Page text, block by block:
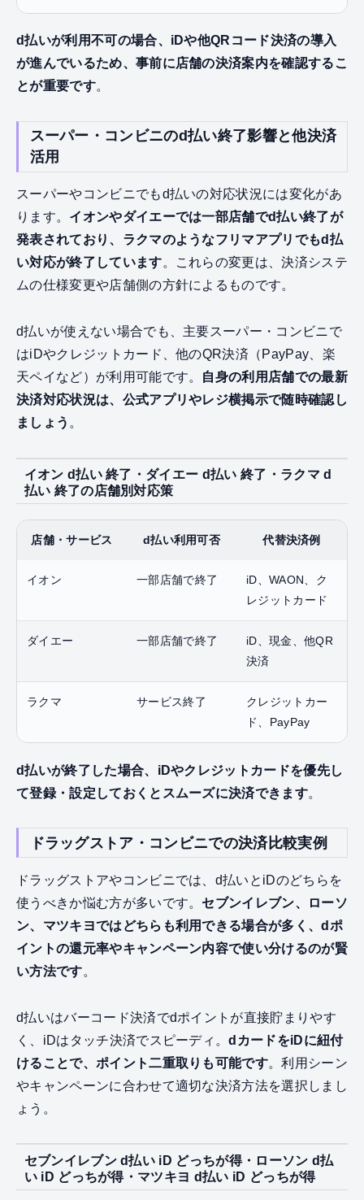
d払いが利用不可の場合、iDや他QRコード決済の導入
が進んでいるため、事前に店舗の決済案内を確認するこ
とが重要です。
スーパー・コンビニのd払い終了影響と他決済
活用
スーパーやコンビニでもd払いの対応状況には変化があ
ります。 イオンやダイエーでは一部店舗でd払い終了が
発表されており、ラクマのようなフリマアプリでもd払
い対応が終了しています。これらの変更は、決済システ
ムの仕様変更や店舗側の方針によるものです。
d払いが使えない場合でも、主要スーパー・コンビニで
はiDやクレジットカード、他のQR決済（PayPay、楽
天ペイなど）が利用可能です。 自身の利用店舗での最新
決済対応状況は、公式アプリやレジ横掲示で随時確認し
ましょう 。
イオン d払い 終了・ダイエー d払い 終了・ラクマ d
払い 終了の店舗別対応策
店舗・サービス d払い利用可否 代替決済例
イオン 一部店舗で終了
iD、WAON、ク
レジットカード
ダイエー 一部店舗で終了
iD、現金、他QR
決済
ラクマ サービス終了
クレジットカー
ド、PayPay
d払いが終了した場合、iDやクレジットカードを優先し
て登録・設定しておくとスムーズに決済できます。
ドラッグストア・コンビニでの決済比較実例
ドラッグストアやコンビニでは、d払いとiDのどちらを
使うべきか悩む方が多いです。 セブンイレブン、ローソ
ン、マツキヨではどちらも利用できる場合が多く、dポ
イントの還元率やキャンペーン内容で使い分けるのが賢
い方法です。
d払いはバーコード決済でdポイントが直接貯まりやす
く、iDはタッチ決済でスピーディ。dカードをiDに紐付
けることで、ポイント二重取りも可能です。利用シーン
やキャンペーンに合わせて適切な決済方法を選択しまし
ょう。
セブンイレブン d払い iD どっちが得・ローソン d払
い iD どっちが得・マツキヨ d払い iD どっちが得